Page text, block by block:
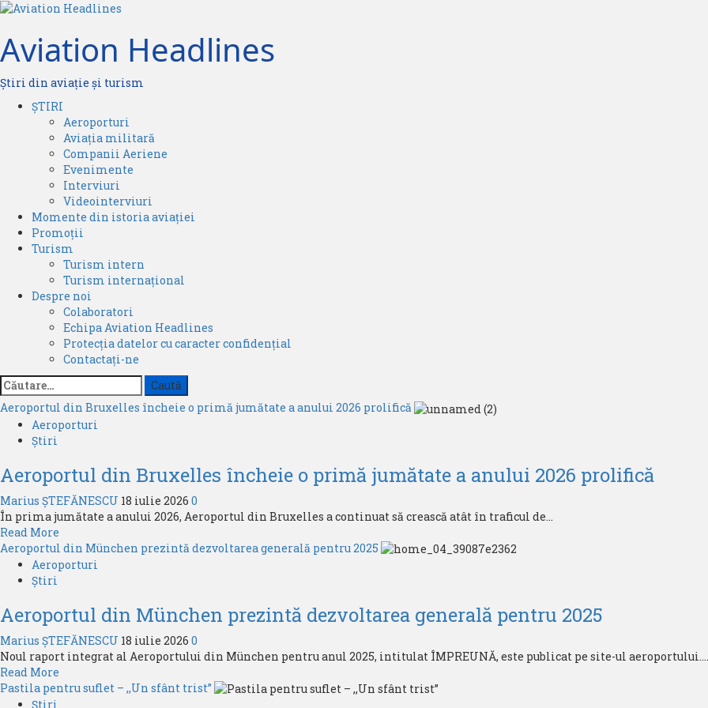
Skip
content
Aviation Headlines
Știri din aviație și turism
PrimaryȘTIRI
Aeroporturi
Aviația militară
Companii Aeriene
Evenimente
Interviuri
Videointerviuri
Momente din istoria aviației
Promoții
Turism
Turism intern
Turism internațional
Despre noi
Colaboratori
Echipa Aviation Headlines
Protecția datelor cu caracter confidențial
Contactați-ne
Caută
după:
Aeroportul din Bruxelles încheie o primă jumătate a anului 2026 prolifică
Aeroporturi
Știri
Aeroportul din Bruxelles încheie o primă jumătate a anului 2026 prolifică
Marius ȘTEFĂNESCU 18 iulie 2026 0
În prima jumătate a anului 2026, Aeroportul din Bruxelles a continuat să crească atât în ​​traficul de...
Read More
more
about
Bruxelles
încheie
o
primă
a
Aeroportul din München prezintă dezvoltarea generală pentru 2025
Aeroporturi
Știri
Aeroportul din München prezintă dezvoltarea generală pentru 2025
Marius ȘTEFĂNESCU 18 iulie 2026 0
Noul raport integrat al Aeroportului din München pentru anul 2025, intitulat ÎMPREUNĂ, este publicat pe site-ul aeroportului....
Read More
more
Pastila pentru suflet – ,,Un sfânt trist”
Știri